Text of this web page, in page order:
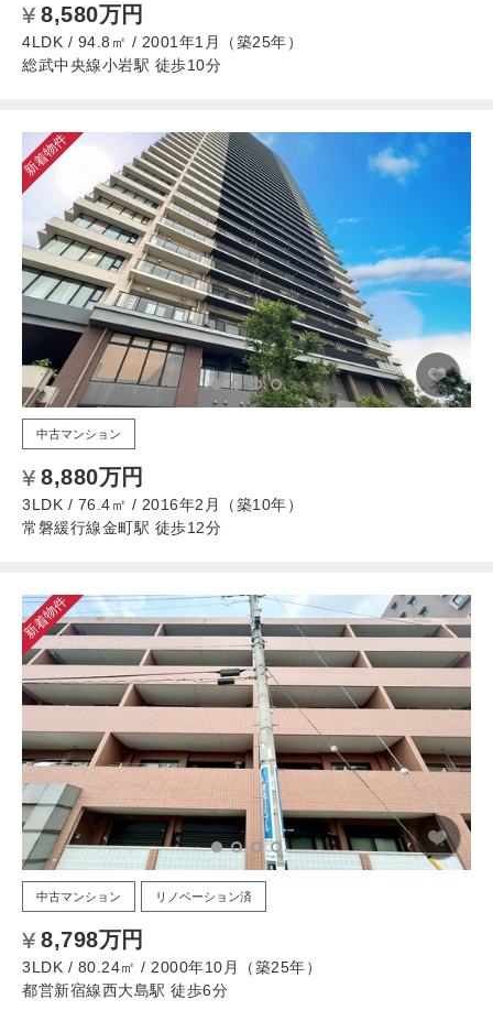
8,580万円
4LDK / 94.8㎡ / 2001年1月（築25年）
総武中央線小岩駅 徒歩10分
新着物件
中古マンション
8,880万円
3LDK / 76.4㎡ / 2016年2月（築10年）
常磐緩行線金町駅 徒歩12分
新着物件
中古マンション リノベーション済
8,798万円
3LDK / 80.24㎡ / 2000年10月（築25年）
都営新宿線西大島駅 徒歩6分